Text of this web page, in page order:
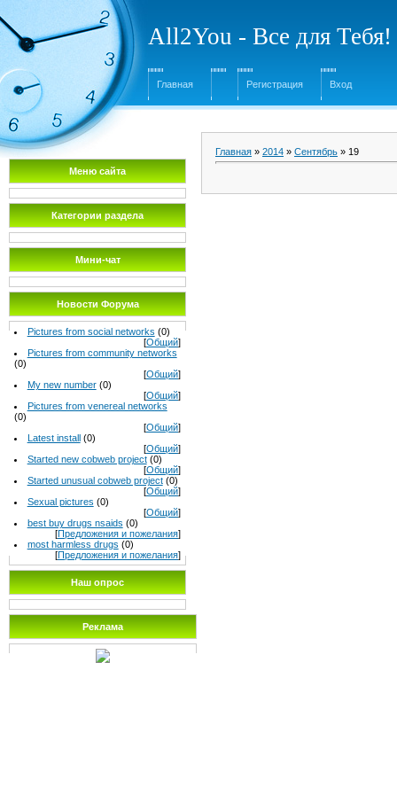
All2You - Все для Тебя!
Главная Регистрация Вход
Меню сайта
Категории раздела
Мини-чат
Новости Форума
Pictures from social networks (0)
[Общий]
Pictures from community networks
(0)
[Общий]
My new number (0)
[Общий]
Pictures from venereal networks
(0)
[Общий]
Latest install (0)
[Общий]
Started new cobweb project (0)
[Общий]
Started unusual cobweb project (0)
[Общий]
Sexual pictures (0)
[Общий]
best buy drugs nsaids (0)
[Предложения и пожелания]
most harmless drugs (0)
[Предложения и пожелания]
Наш опрос
Реклама
Главная » 2014 » Сентябрь » 19